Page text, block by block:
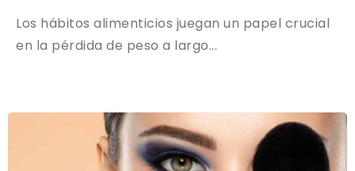
Los hábitos alimenticios juegan un papel crucial
en la pérdida de peso a largo...